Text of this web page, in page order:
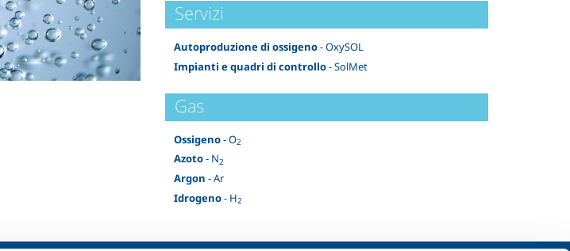
Servizi
Autoproduzione di ossigeno- OxySOL
Impianti e quadri di controllo- SolMet
Gas
Ossigeno- O2
Azoto- N2
Argon - Ar
Idrogeno- H2